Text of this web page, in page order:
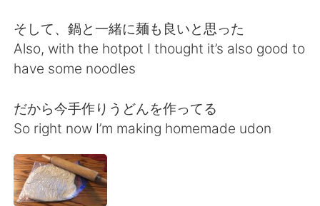
English 简体中文
繁體中文 العربية
Français Deutsch
Русский
そして、鍋と一緒に麺も良いと思った
Also, with the hotpot I thought it’s also good to
have some noodles
だから今手作りうどんを作ってる
So right now I’m making homemade udon